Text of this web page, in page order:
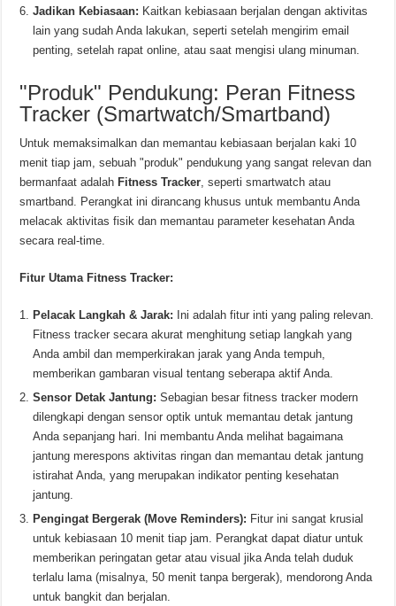
Jadikan Kebiasaan: Kaitkan kebiasaan berjalan dengan aktivitas
lain yang sudah Anda lakukan, seperti setelah mengirim email
penting, setelah rapat online, atau saat mengisi ulang minuman.
"Produk" Pendukung: Peran Fitness
Tracker (Smartwatch/Smartband)
Untuk memaksimalkan dan memantau kebiasaan berjalan kaki 10
menit tiap jam, sebuah "produk" pendukung yang sangat relevan dan
bermanfaat adalahFitness Tracker , seperti smartwatch atau
smartband. Perangkat ini dirancang khusus untuk membantu Anda
melacak aktivitas fisik dan memantau parameter kesehatan Anda
secara real-time.
Fitur Utama Fitness Tracker:
Pelacak Langkah & Jarak: Ini adalah fitur inti yang paling relevan.
Fitness tracker secara akurat menghitung setiap langkah yang
Anda ambil dan memperkirakan jarak yang Anda tempuh,
memberikan gambaran visual tentang seberapa aktif Anda.
Sensor Detak Jantung: Sebagian besar fitness tracker modern
dilengkapi dengan sensor optik untuk memantau detak jantung
Anda sepanjang hari. Ini membantu Anda melihat bagaimana
jantung merespons aktivitas ringan dan memantau detak jantung
istirahat Anda, yang merupakan indikator penting kesehatan
jantung.
Pengingat Bergerak (Move Reminders): Fitur ini sangat krusial
untuk kebiasaan 10 menit tiap jam. Perangkat dapat diatur untuk
memberikan peringatan getar atau visual jika Anda telah duduk
terlalu lama (misalnya, 50 menit tanpa bergerak), mendorong Anda
untuk bangkit dan berjalan.